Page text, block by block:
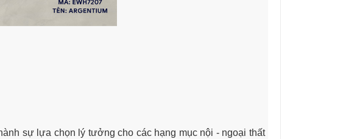
sự lựa chọn lý tưởng cho các hạng mục nội - ngoại thất